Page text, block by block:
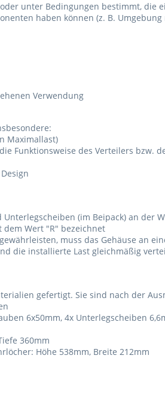
unter Bedingungen bestimmt, die
haben können (z. B.
Verwendung
Maximallast)
Funktionsweise des Verteilers bzw.
(im Beipack) an der
Wert "R" bezeichnet
muss das Gehäuse an
die installierte Last gleichmäßig
gefertigt. Sie sind nach der
6x50mm, 4x Unterlegscheiben
360mm
Höhe 538mm, Breite 212mm